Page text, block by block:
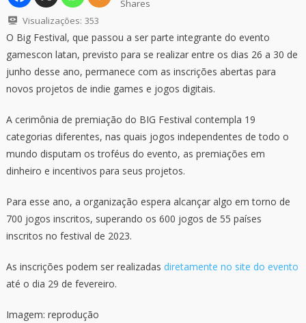
Shares
Visualizações: 353
O Big Festival, que passou a ser parte integrante do evento
gamescon latan, previsto para se realizar entre os dias 26 a 30 de
junho desse ano, permanece com as inscrições abertas para
novos projetos de indie games e jogos digitais.
A cerimônia de premiação do BIG Festival contempla 19
categorias diferentes, nas quais jogos independentes de todo o
mundo disputam os troféus do evento, as premiações em
dinheiro e incentivos para seus projetos.
Para esse ano, a organização espera alcançar algo em torno de
700 jogos inscritos, superando os 600 jogos de 55 países
inscritos no festival de 2023.
As inscrições podem ser realizadas diretamente no site do evento
até o dia 29 de fevereiro.
Imagem: reprodução